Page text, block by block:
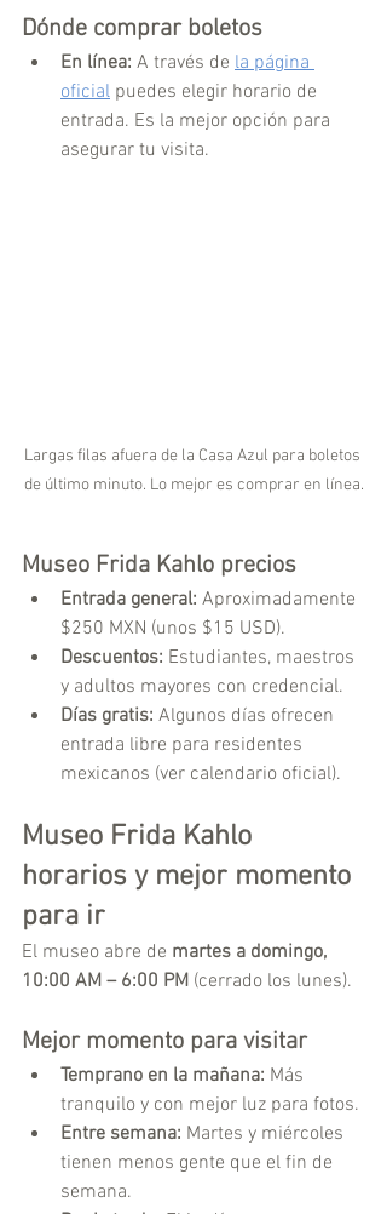
Dónde comprar boletos
En línea: A través de la página
oficial puedes elegir horario de
entrada. Es la mejor opción para
asegurar tu visita.
Largas filas afuera de la Casa Azul para boletos
de último minuto. Lo mejor es comprar en línea.
Museo Frida Kahlo precios
Entrada general: Aproximadamente
$250 MXN (unos $15 USD).
Descuentos: Estudiantes, maestros
y adultos mayores con credencial.
Días gratis: Algunos días ofrecen
entrada libre para residentes
mexicanos (ver calendario oficial).
Museo Frida Kahlo
horarios y mejor momento
para ir
El museo abre de martes a domingo,
10:00 AM – 6:00 PM (cerrado los lunes).
Mejor momento para visitar
Temprano en la mañana: Más
tranquilo y con mejor luz para fotos.
Entre semana: Martes y miércoles
tienen menos gente que el fin de
semana.